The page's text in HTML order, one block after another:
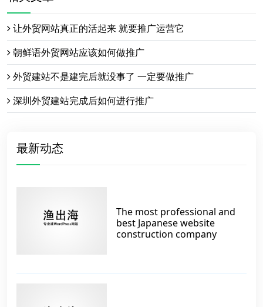
让外贸网站真正的活起来 就要推广运营它
朝鲜语外贸网站应该如何做推广
外贸建站不是建完后就没事了 一定要做推广
深圳外贸建站完成后如何进行推广
最新动态
The most professional and
best Japanese website
construction company